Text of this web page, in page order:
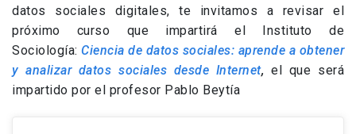
datos sociales digitales, te invitamos a revisar el
próximo curso que impartirá el Instituto de
Sociología: Ciencia de datos sociales: aprende a obtener
y analizar datos sociales desde Internet,el que será
impartido por el profesor Pablo Beytía